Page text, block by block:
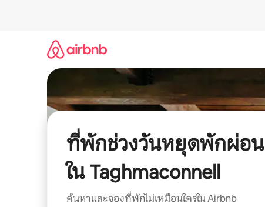
ที่พักช่วงวันหยุดพักผ่อน
ใน Taghmaconnell
ค้นหาและจองที่พักไม่เหมือนใครใน Airbnb